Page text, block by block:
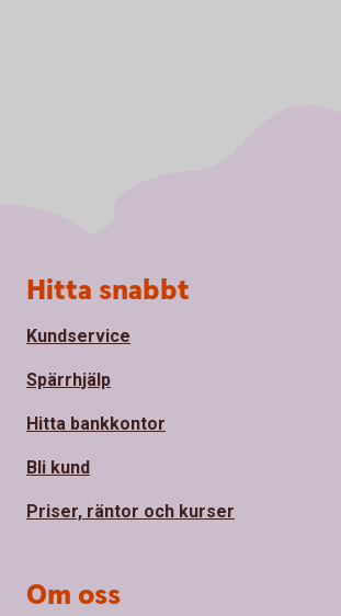
Sidfot
Hitta snabbt
Kundservice
Spärrhjälp
Hitta bankkontor
Bli kund
Priser, räntor och kurser
Om oss